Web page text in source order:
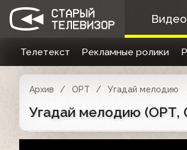
Телетекст Рекламные ролики
Архив ОРТ Угадай мелодию
Угадай мелодию (ОРТ,